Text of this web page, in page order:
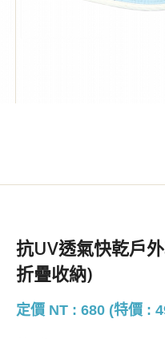
抗UV透氣快乾戶
折疊收納)
定價 NT : 680 (特價 :